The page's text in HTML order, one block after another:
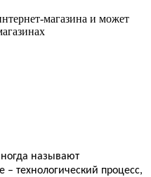
магазина и может
называют
технологический процесс,